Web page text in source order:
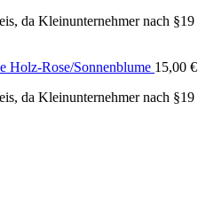
da Kleinunternehmer nach §19
Holz-Rose/Sonnenblume 15,00 €
da Kleinunternehmer nach §19